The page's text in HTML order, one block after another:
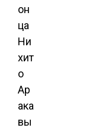
он
ца
Ни
хит
о
Ар
ака
вы